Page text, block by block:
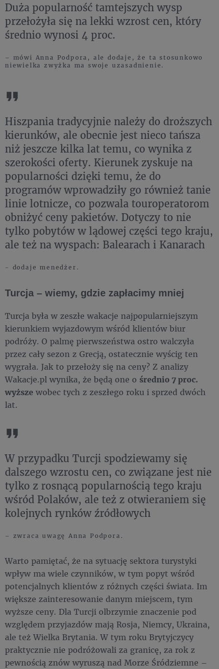
Duża popularność tamtejszych wysp
przełożyła się na lekki wzrost cen, który
średnio wynosi 4 proc.
– mówi Anna Podpora, ale dodaje, że ta stosunkowo
niewielka zwyżka ma swoje uzasadnienie.
Hiszpania tradycyjnie należy do droższych
kierunków, ale obecnie jest nieco tańsza
niż jeszcze kilka lat temu, co wynika z
szerokości oferty. Kierunek zyskuje na
popularności dzięki temu, że do
programów wprowadziły go również tanie
linie lotnicze, co pozwala touroperatorom
obniżyć ceny pakietów. Dotyczy to nie
tylko pobytów w lądowej części tego kraju,
ale też na wyspach: Balearach i Kanarach
- dodaje menedżer.
Turcja – wiemy, gdzie zapłacimy mniej
Turcja była w zeszłe wakacje najpopularniejszym
kierunkiem wyjazdowym wśród klientów biur
podróży. O palmę pierwszeństwa ostro walczyła
przez cały sezon z Grecją, ostatecznie wyścig ten
wygrała. Jak to przełoży się na ceny? Z analizy
Wakacje.pl wynika, że będą one o średnio 7 proc.
wyższe wobec tych z zeszłego roku i sprzed dwóch
lat.
W przypadku Turcji spodziewamy się
dalszego wzrostu cen, co związane jest nie
tylko z rosnącą popularnością tego kraju
wśród Polaków, ale też z otwieraniem się
kolejnych rynków źródłowych
– zwraca uwagę Anna Podpora.
Warto pamiętać, że na sytuację sektora turystyki
wpływ ma wiele czynników, w tym popyt wśród
potencjalnych klientów z różnych części świata. Im
większe zainteresowanie danym miejscem, tym
wyższe ceny. Dla Turcji olbrzymie znaczenie pod
względem przyjazdów mają Rosja, Niemcy, Ukraina,
ale też Wielka Brytania. W tym roku Brytyjczycy
praktycznie nie podróżowali za granicę, za rok z
pewnością znów wyruszą nad Morze Śródziemne –